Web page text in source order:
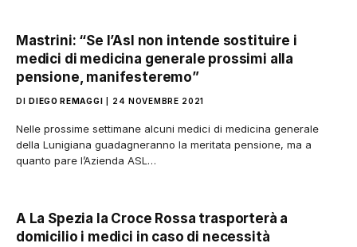
Mastrini: “Se l’Asl non intende sostituire i
medici di medicina generale prossimi alla
pensione, manifesteremo”
DI DIEGO REMAGGI 24 NOVEMBRE 2021
Nelle prossime settimane alcuni medici di medicina generale
della Lunigiana guadagneranno la meritata pensione, ma a
quanto pare l’Azienda ASL…
A La Spezia la Croce Rossa trasporterà a
domicilio i medici in caso di necessità